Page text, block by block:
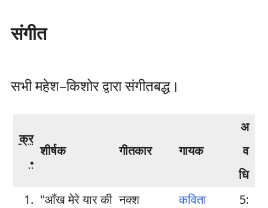
संगीत
सभी महेश–किशोर द्वारा संगीतबद्ध।
क्र
॰
शीर्षक गीतकार गायक
अ
व
धि
1. "आँख मेरे यार की नक्श
कविता
5: